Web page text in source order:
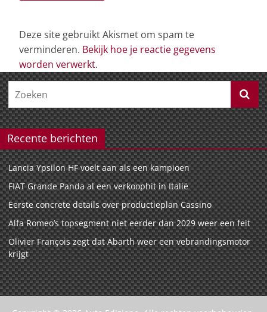
Deze site gebruikt Akismet om spam te
verminderen. Bekijk hoe je reactie gegevens
worden verwerkt.
Recente berichten
Lancia Ypsilon HF voelt aan als een kampioen
FIAT Grande Panda al een verkoophit in Italië
Eerste concrete details over productieplan Cassino
Alfa Romeo’s topsegment niet eerder dan 2029 weer een feit
Olivier François zegt dat Abarth weer een vebrandingsmotor
krijgt